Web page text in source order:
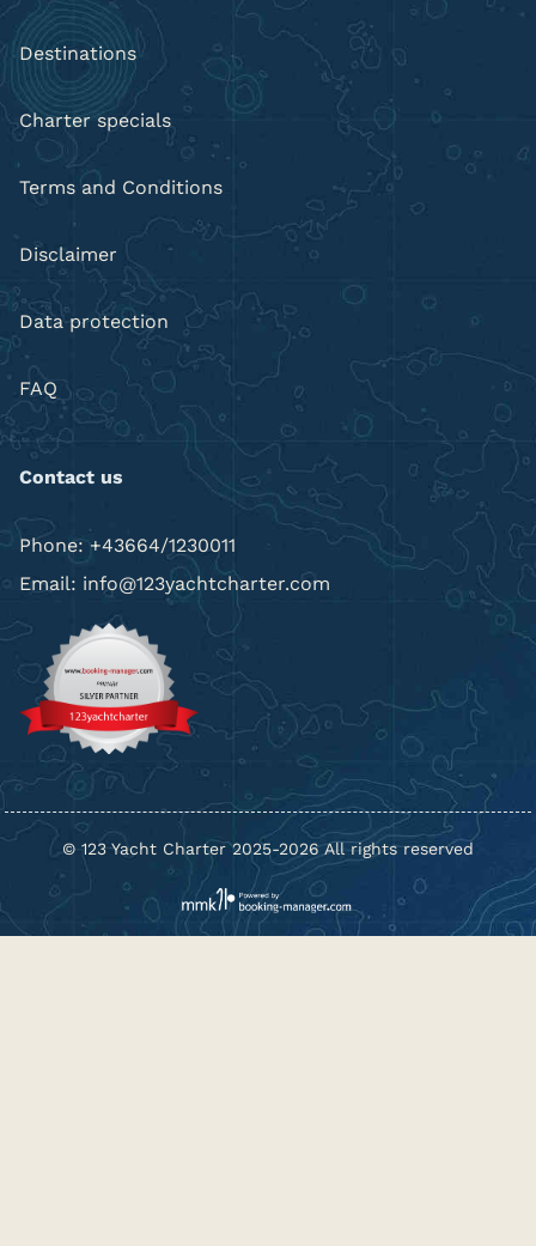
Destinations
Charter specials
Terms and Conditions
Disclaimer
Data protection
FAQ
Contact us
Phone: +43664/1230011
Email: info@123yachtcharter.com
© 123 Yacht Charter 2025-2026 All rights reserved